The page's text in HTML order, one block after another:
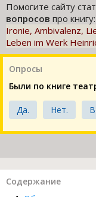
Помогите сайту
вопросов про книгу:
Ironie, Ambivalenz,
Leben im Werk
Опросы
Были по книге
Да. Нет.
Содержание